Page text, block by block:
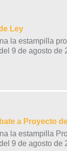
Ley
la estampilla
9 de agosto de
a Proyecto
la estampilla
9 de agosto de